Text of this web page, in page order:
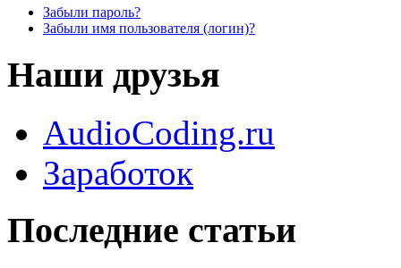
Забыли пароль?
Забыли имя пользователя (логин)?
Наши друзья
AudioCoding.ru
Заработок
Последние статьи